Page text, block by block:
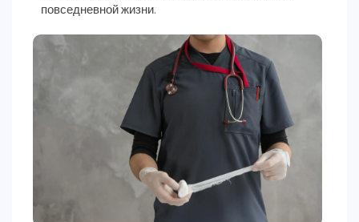
повседневной жизни.